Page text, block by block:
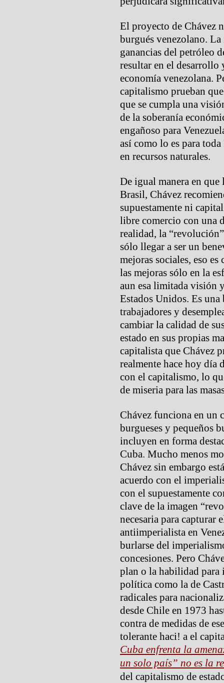
El proyecto de Chávez
burgués venezolano.
ganancias del petróleo
resultar en el
economía venezolana.
capitalismo prueban
que se cumpla una
de la soberanía
engañoso para
así como lo es para
en recursos naturales.
De igual manera en
Brasil, Chávez
supuestamente ni
libre comercio con una
realidad, la
sólo llegar a ser un
mejoras sociales, eso
las mejoras sólo en la
aun esa limitada visión
Estados Unidos. Es
trabajadores y
cambiar la calidad de
estado en sus propias
capitalista que Chávez
realmente hace hoy día
con el capitalismo, lo
de miseria para las
Chávez funciona en un
burgueses y pequeños
incluyen en forma
Cuba. Mucho menos
Chávez sin embargo
acuerdo con el
con el supuestamente
clave de la imagen
necesaria para capturar
antiimperialista en
burlarse del
concesiones. Pero
plan o la habilidad
política como la de
radicales para
desde Chile en 1973
contra de medidas de
tolerante haci! a el
Cuba enfrenta la
un solo país” no es la
del capitalismo de